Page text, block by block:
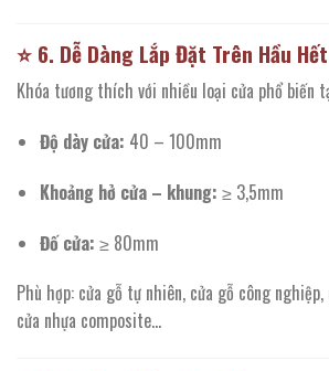
⭐ 6. Dễ Dàng Lắp Đặt Trên Hầu
Khóa tương thích với nhiều loại cửa phổ biến
Độ dày cửa: 40 – 100mm
Khoảng hở cửa – khung: ≥ 3,5mm
Đố cửa: ≥ 80mm
Phù hợp: cửa gỗ tự nhiên, cửa gỗ công
cửa nhựa composite…